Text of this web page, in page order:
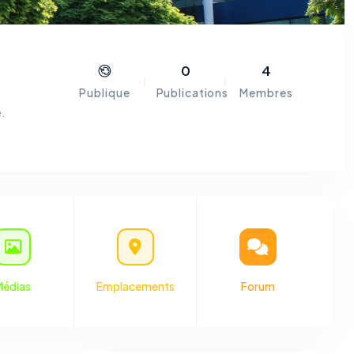
.
Publique
0
Publications
4
Membres
Emplacements Forum